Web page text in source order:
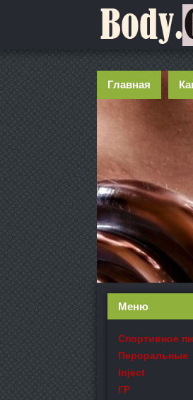
Главная
Меню
Спортивное
Пероральные
Inject
ГР